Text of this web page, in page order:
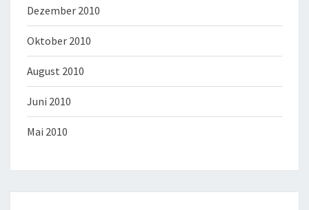
Dezember 2010
Oktober 2010
August 2010
Juni 2010
Mai 2010